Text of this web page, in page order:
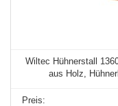
Wiltec Hühnerstall
aus Holz,